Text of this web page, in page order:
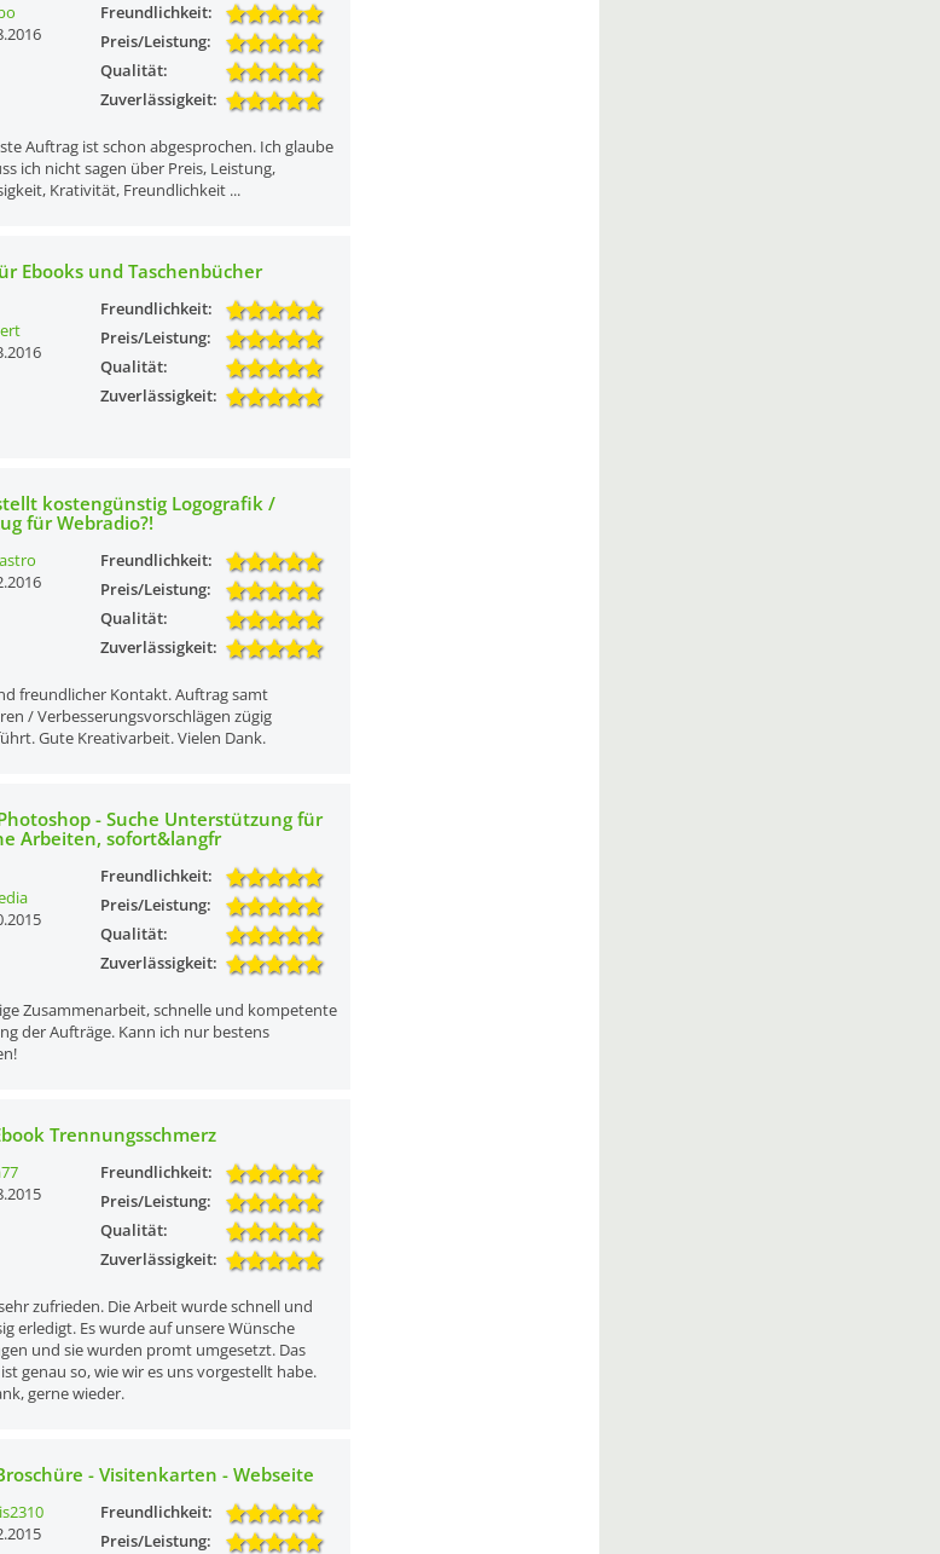
Freundlichkeit:
Preis/Leistung:
Qualität:
Zuverlässigkeit:
Auftrag ist schon abgesprochen. Ich glaube
ich nicht sagen über Preis, Leistung,
Krativität, Freundlichkeit ...
Ebooks und Taschenbücher
Freundlichkeit:
Preis/Leistung:
Qualität:
Zuverlässigkeit:
kostengünstig Logografik /
für Webradio?!
Freundlichkeit:
Preis/Leistung:
Qualität:
Zuverlässigkeit:
freundlicher Kontakt. Auftrag samt
/ Verbesserungsvorschlägen zügig
Gute Kreativarbeit. Vielen Dank.
- Suche Unterstützung für
Arbeiten, sofort&langfr
Freundlichkeit:
Preis/Leistung:
Qualität:
Zuverlässigkeit:
Zusammenarbeit, schnelle und kompetente
der Aufträge. Kann ich nur bestens
Trennungsschmerz
Freundlichkeit:
Preis/Leistung:
Qualität:
Zuverlässigkeit:
zufrieden. Die Arbeit wurde schnell und
erledigt. Es wurde auf unsere Wünsche
und sie wurden promt umgesetzt. Das
genau so, wie wir es uns vorgestellt habe.
gerne wieder.
- Visitenkarten - Webseite
Freundlichkeit:
Preis/Leistung: